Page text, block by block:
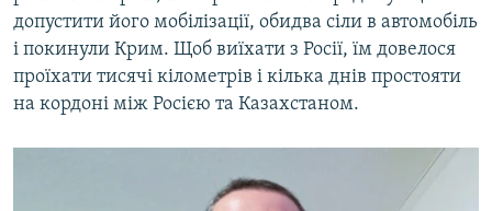
допустити його мобілізації, обидва сіли в автомобіль
і покинули Крим. Щоб виїхати з Росії, їм довелося
проїхати тисячі кілометрів і кілька днів простояти
на кордоні між Росією та Казахстаном.